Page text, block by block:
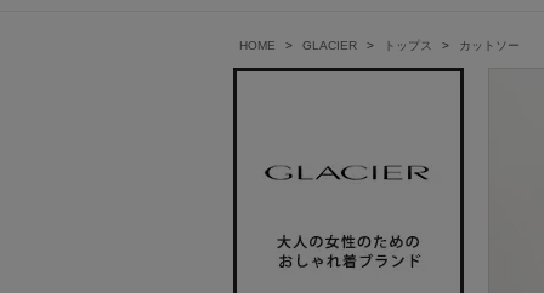
HOME > GLACIER > トップス > カットソー